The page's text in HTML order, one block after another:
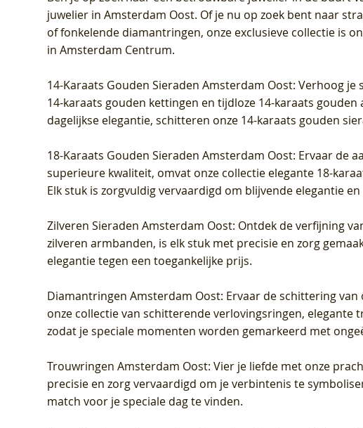
Blush Lab Diamonds Oorhangers
LG9006Y/S - Geelgoud (14k) met Lab
grown Diamant
Blush Lab
LG9007Y/S -
grown Diamant
Blush Lab Diamonds Collier LG3019Y
– Geelgoud (14k) met Lab grown
Diamant
Blush Lab
Geelgoud (14k)
Diamant
Blush Lab Diamonds Ring LG1031Y -
Geelgoud (14k) met Lab grown
Diamant
Blush Lab
Geelgoud (14k)
Diamant
juwelier in Amsterdam Oost. Of je nu op zoek bent naar
of fonkelende diamantringen, onze exclusieve collectie is
in Amsterdam Centrum.
14-Karaats Gouden Sieraden Amsterdam Oost: Verhoog je
14-karaats gouden kettingen en tijdloze 14-karaats
dagelijkse elegantie, schitteren onze 14-karaats gouden
18-Karaats Gouden Sieraden Amsterdam Oost: Ervaar de
superieure kwaliteit, omvat onze collectie elegante 18-
Elk stuk is zorgvuldig vervaardigd om blijvende elegantie
Zilveren Sieraden Amsterdam Oost: Ontdek de verfijning
zilveren armbanden, is elk stuk met precisie en zorg
elegantie tegen een toegankelijke prijs.
Diamantringen Amsterdam Oost: Ervaar de schittering
onze collectie van schitterende verlovingsringen,
zodat je speciale momenten worden gemarkeerd met
Trouwringen Amsterdam Oost: Vier je liefde met onze
precisie en zorg vervaardigd om je verbintenis te
match voor je speciale dag te vinden.